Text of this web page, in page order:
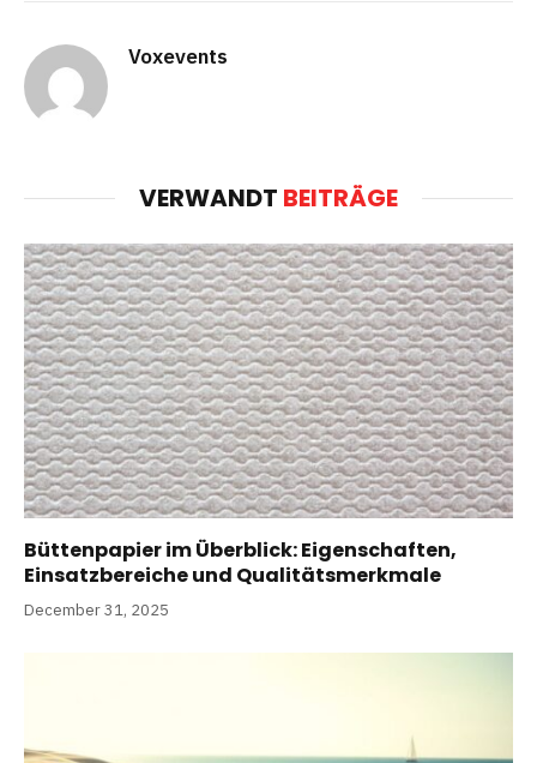
Voxevents
VERWANDT BEITRÄGE
Büttenpapier im Überblick: Eigenschaften,
Einsatzbereiche und Qualitätsmerkmale
December 31, 2025